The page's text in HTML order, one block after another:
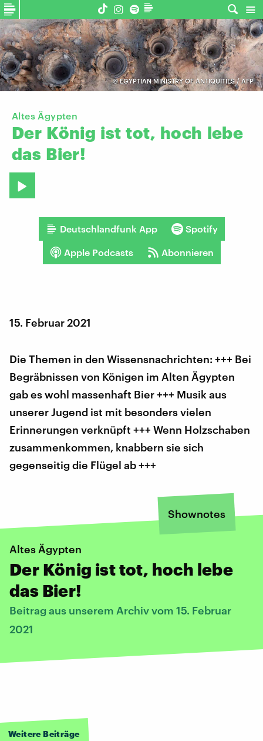
©EGYPTIAN MINISTRY OF ANTIQUITIES / AFP
Altes Ägypten
Der König ist tot, hoch lebe
das Bier!
Deutschlandfunk App Spotify
Apple Podcasts Abonnieren
15. Februar 2021
Die Themen in den Wissensnachrichten: +++ Bei
Begräbnissen von Königen im Alten Ägypten
gab es wohl massenhaft Bier +++ Musik aus
unserer Jugend ist mit besonders vielen
Erinnerungen verknüpft +++ Wenn Holzschaben
zusammenkommen, knabbern sie sich
gegenseitig die Flügel ab +++
Shownotes
Altes Ägypten
Der König ist tot, hoch lebe
das Bier!
Beitrag aus unserem Archiv vom 15. Februar
2021
Weitere Beiträge